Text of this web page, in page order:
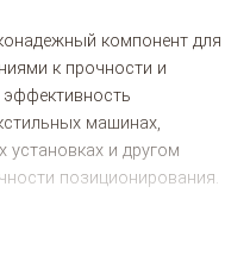
компонент для
к прочности и
эффективность
машинах,
установках и другом
позиционирования.
большой выбор